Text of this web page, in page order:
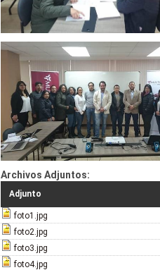
Archivos Adjuntos:
Adjunto
foto1.jpg
foto2.jpg
foto3.jpg
foto4.jpg